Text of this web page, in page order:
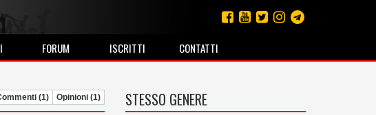
FORUM ISCRITTI CONTATTI
(1) Opinioni (1) STESSO GENERE